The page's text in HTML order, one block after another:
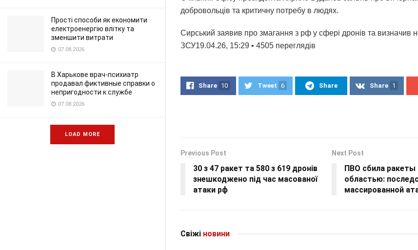
Прості способи як економити
електроенергію влітку та
зменшити витрати
07.08.2026
В Харькове врач-психиатр
продавал фиктивные справки о
непригодности к службе
07.08.2026
LOAD MORE
добровольців та критичну потребу в людях.
Сирський заявив про змагання з рф у сфері дронів та визначив
ЗСУ19.04.26, 15:29 • 4505 переглядiв
Share 10 Tweet 6 Share Share 1
Previous Post
30 з 47 ракет та 580 з 619 дронів
знешкоджено під час масованої
атаки рф
Next Post
ПВО сбила ракеты
областью:
массированной
Свіжі новини